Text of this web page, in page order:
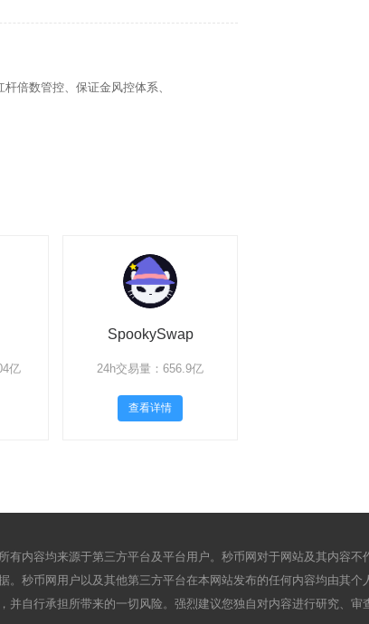
倍数管控、保证金风控体系、
亿
SpookySwap
24h交易量：656.9亿
查看详情
内容均来源于第三方平台及平台用户。秒币网对于网站及其内容
秒币网用户以及其他第三方平台在本网站发布的任何内容均由其
自行承担所带来的一切风险。强烈建议您独自对内容进行研究、审